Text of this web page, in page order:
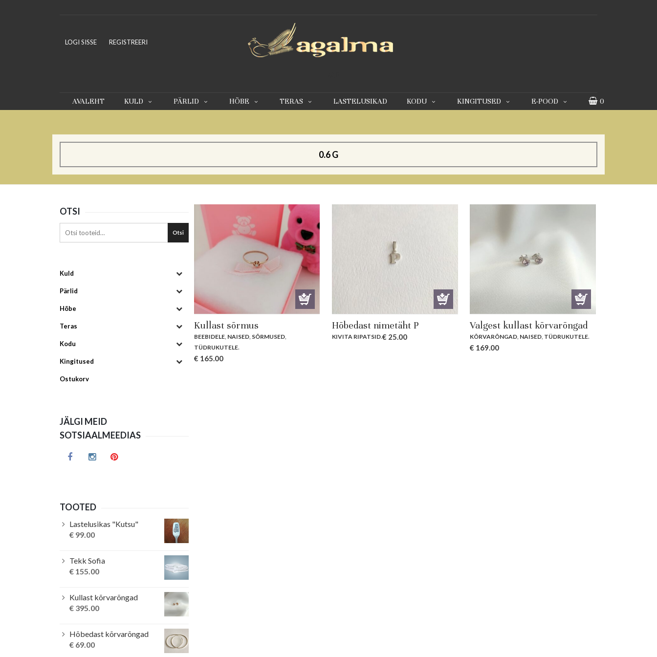
LOGI SISSE REGISTREERI
AVALEHT KULD PÄRLID HÕBE TERAS LASTELUSIKAD KODU KINGITUSED E-POOD 0
0.6 G
Kullast sõrmus
BEEBIDELE, NAISED, SÕRMUSED,
TÜDRUKUTELE.
€ 165.00
Hõbedast nimetäht P
KIVITA RIPATSID.€ 25.00
Valgest kullast kõrvarõngad
KÕRVARÕNGAD, NAISED, TÜDRUKUTELE.
€ 169.00
OTSI
Otsi
Kuld
Pärlid
Hõbe
Teras
Kodu
Kingitused
Ostukorv
JÄLGI MEID
SOTSIAALMEEDIAS
TOOTED
Lastelusikas "Kutsu"
€ 99.00
Tekk Sofia
€ 155.00
Kullast kõrvarõngad
€ 395.00
Hõbedast kõrvarõngad
€ 69.00